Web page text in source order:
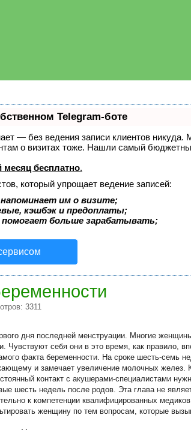
Telegram-боте
— без ведения записи клиентов никуда.
о визитах тоже. Нашли самый
месяц бесплатно.
который упрощает ведение записей:
им о визите;
кэшбэк и предоплаты;
больше зарабатывать;
3311
дня последней менструации. Многие
Чувствуют себя они в это время, как правило,
факта беременности. На сроке шесть-семь
и замечает увеличение молочных
контакт с акушерами-специалистами
шесть недель после родов. Эта глава не
к компетенции квалифицированных
женщину по тем вопросам, которые